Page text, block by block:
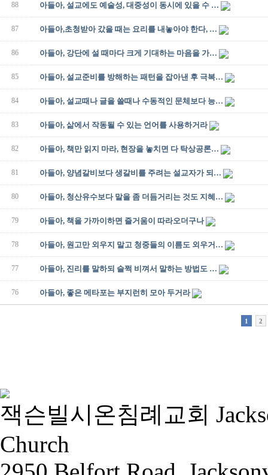
88 아들아, 설교에도 예술성, 대중성이 동시에 있을 수 …
87 아들아,초청받아 갔을 때는 요리를 내놓아야 한다, …
86 아들아, 강단에 설 때마다 크게 기대하는 마음을 가…
85 아들아, 설교준비를 방해하는 패턴을 잡아낸 후 극복…
84 아들아, 설교때나 글을 쓸때나 수동적인 문체보다 능…
83 아들아, 삶에서 작동될 수 있는 언어를 사용하거라
82 아들아, 책만 읽지 마라, 현장을 놓치면 다 탁상공론…
81 아들아, 양념갈비보다 생갈비를 주려는 설교자가 되…
80 아들아, 청산유수보다 말을 좀 더듬거리는 것도 지혜…
79 아들아, 책을 가까이하면 즐거움이 따라오더구나
78 아들아, 원고만 외우지 말고 청중들의 이름도 외우거…
77 아들아, 진리를 말하되 슬쩍 비껴서 말하는 방법도 …
76 아들아, 좋은 메타포는 부지런히 모아 두거라
1 2
잭슨빌시온침례교회
Church